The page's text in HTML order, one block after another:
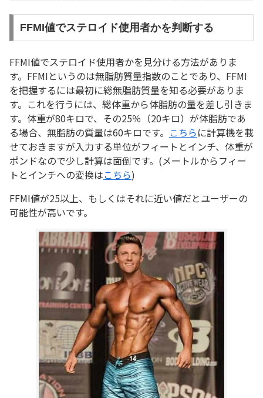
FFMI値でステロイド使用者かを判断する
FFMI値でステロイド使用者かを見分ける方法がありま
す。FFMIというのは無脂肪質量指数のことであり、FFMI
を把握するには最初に総無脂肪質量を知る必要がありま
す。これを行うには、総体重から体脂肪の量を差し引きま
す。体重が80キロで、その25％（20キロ）が体脂肪であ
る場合、無脂肪の質量は60キロです。 こちらに計算機を載
せておきますが入力する単位がフィートとインチ、体重が
ポンドなので少し計算は面倒です。(メートルからフィー
トとインチへの変換はこちら)
FFMI値が25以上、もしくはそれに近い値だとユーザーの
可能性が高いです。